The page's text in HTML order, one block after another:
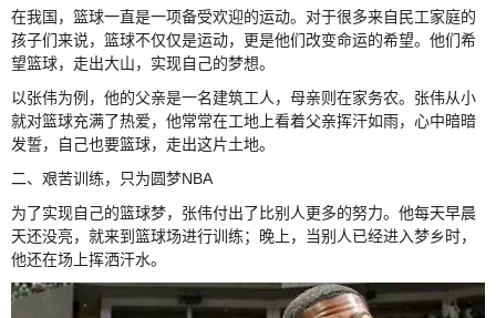
在我国，篮球一直是一项备受欢迎的运动。对于很多来自民工家庭的
孩子们来说，篮球不仅仅是运动，更是他们改变命运的希望。他们希
望篮球，走出大山，实现自己的梦想。
以张伟为例，他的父亲是一名建筑工人，母亲则在家务农。张伟从小
就对篮球充满了热爱，他常常在工地上看着父亲挥汗如雨，心中暗暗
发誓，自己也要篮球，走出这片土地。
二、艰苦训练，只为圆梦NBA
为了实现自己的篮球梦，张伟付出了比别人更多的努力。他每天早晨
天还没亮，就来到篮球场进行训练；晚上，当别人已经进入梦乡时，
他还在场上挥洒汗水。